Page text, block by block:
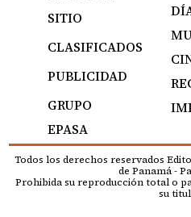
SITIO
CLASIFICADOS
PUBLICIDAD
GRUPO
EPASA
Todos los derechos reservados
de Panamá -
Prohibida su reproducción total o
su